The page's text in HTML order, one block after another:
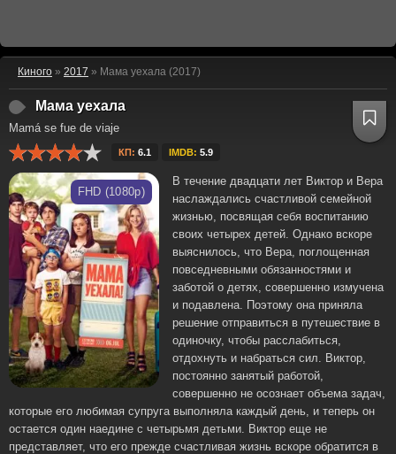
Киного » 2017 » Мама уехала (2017)
Мама уехала
Mamá se fue de viaje
КП: 6.1 IMDB: 5.9
FHD (1080p)
В течение двадцати лет Виктор и Вера
наслаждались счастливой семейной
жизнью, посвящая себя воспитанию
своих четырех детей. Однако вскоре
выяснилось, что Вера, поглощенная
повседневными обязанностями и
заботой о детях, совершенно измучена
и подавлена. Поэтому она приняла
решение отправиться в путешествие в
одиночку, чтобы расслабиться,
отдохнуть и набраться сил. Виктор,
постоянно занятый работой,
совершенно не осознает объема задач,
которые его любимая супруга выполняла каждый день, и теперь он
остается один наедине с четырьмя детьми. Виктор еще не
представляет, что его прежде счастливая жизнь вскоре обратится в